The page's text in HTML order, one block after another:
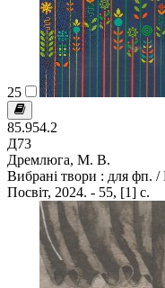
25
85.954.2
Д73
Дремлюга, М. В.
Вибрані твори : для фп.
Посвіт, 2024. - 55, [1] с.